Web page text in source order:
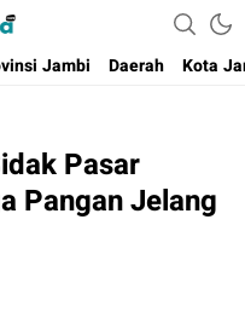
Jambi Daerah Kota
Pasar
Pangan Jelang